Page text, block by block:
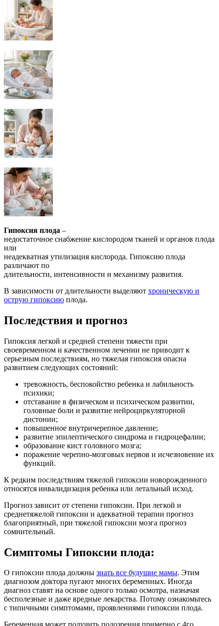
Гипоксия плода –
недостаточное снабжение кислородом тканей и органов плода
или
неадекватная утилизация кислорода. Гипоксию плода
различают по
длительности, интенсивности и механизму развития.
В зависимости от длительности выделяют хроническую и
острую гипоксию плода.
Последствия и прогноз
Гипоксия легкой и средней степени тяжести при
своевременном и качественном лечении не приводит к
серьезным последствиям, но тяжелая гипоксия опасна
развитием следующих состояний:
тревожность, беспокойство ребенка и лабильность
психики;
отставание в физическом и психическом развитии,
головные боли и развитие нейроциркуляторной
дистонии;
повышенное внутричерепное давление;
развитие эпилептического синдрома и гидроцефалии;
образование кист головного мозга;
поражение черепно-мозговых нервов и исчезновение их
функций.
К редким последствиям тяжелой гипоксии новорожденного
относятся инвалидизация ребенка или летальный исход.
Прогноз зависит от степени гипоксии. При легкой и
среднетяжелой гипоксии и адекватной терапии прогноз
благоприятный, при тяжелой гипоксии мозга прогноз
сомнительный.
Симптомы Гипоксии плода:
О гипоксии плода должны знать все будущие мамы. Этим
диагнозом доктора пугают многих беременных. Иногда
диагноз ставят на основе одного только осмотра, назначая
бесполезные и даже вредные лекарства. Потому ознакомьтесь
с типичными симптомами, проявлениями гипоксии плода.